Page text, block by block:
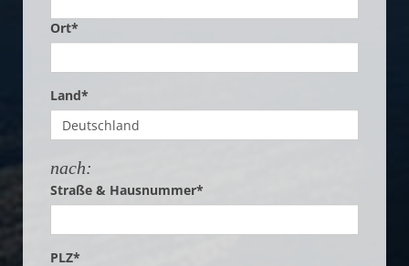
Ort*
Land*
nach:
Straße & Hausnummer*
PLZ*